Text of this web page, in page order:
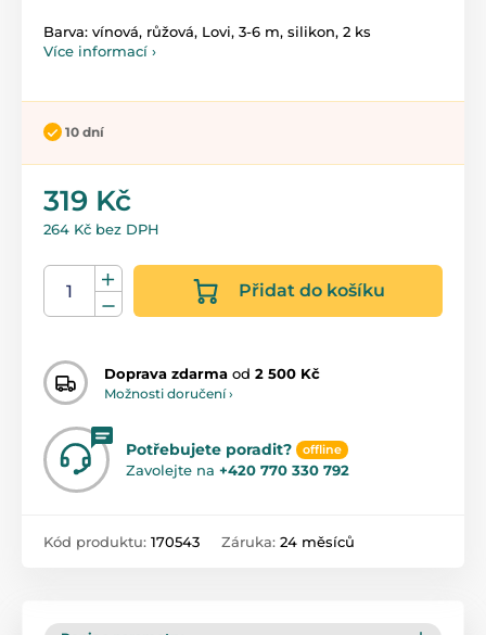
Barva: vínová, růžová, Lovi, 3-6 m, silikon, 2 ks
Více informací ›
10 dní
319 Kč
264 Kč bez DPH
Přidat do košíku
Doprava zdarma od 2 500 Kč
Možnosti doručení ›
Potřebujete poradit? offline
Zavolejte na +420 770 330 792
Kód produktu: 170543 Záruka: 24 měsíců